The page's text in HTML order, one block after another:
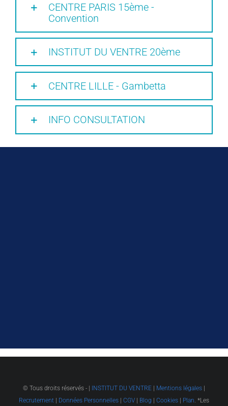
CENTRE PARIS 15ème -
Convention
INSTITUT DU VENTRE 20ème
CENTRE LILLE - Gambetta
INFO CONSULTATION
© Tous droits réservés - INSTITUT DU VENTRE Mentions légales
Recrutement
Données Personnelles CGV Blog Cookies Plan. *Les